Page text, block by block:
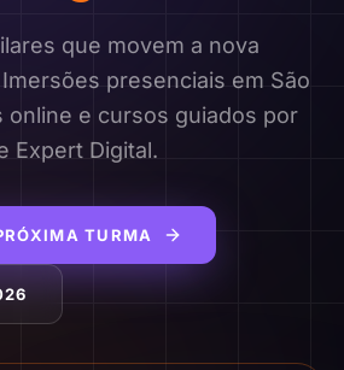
que movem a nova
presenciais em São
online e cursos guiados por
Expert Digital.
TURMA